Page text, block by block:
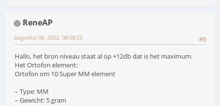
ReneAP
#5
augustus 06, 2022, 08:58:25
Hallo, het bron niveau staat al op +12db dat is het maximum.
Het Ortofon element:
Ortofon om 10 Super MM element
– Type: MM
– Gewicht: 5 gram